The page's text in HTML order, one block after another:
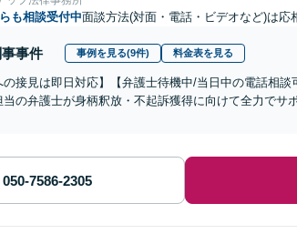
も相談受付中面談方法(対面・電話・ビデオなど)は応
事件 事例を見る(9件) 料金表を見る
の接見は即日対応】【弁護士待機中/当日中の電話相
当の弁護士が身柄釈放・不起訴獲得に向けて全力でサ